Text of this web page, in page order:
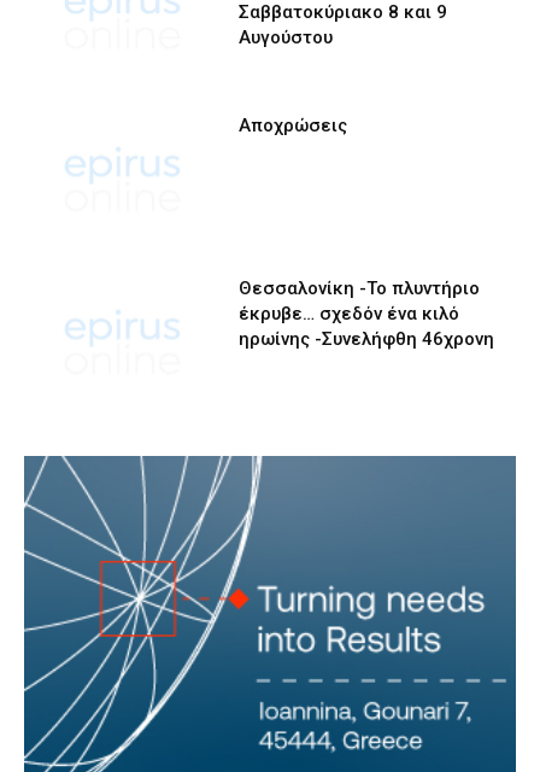
Σαββατοκύριακο 8 και 9
Αυγούστου
Αποχρώσεις
Θεσσαλονίκη -Το πλυντήριο
έκρυβε… σχεδόν ένα κιλό
ηρωίνης -Συνελήφθη 46χρονη